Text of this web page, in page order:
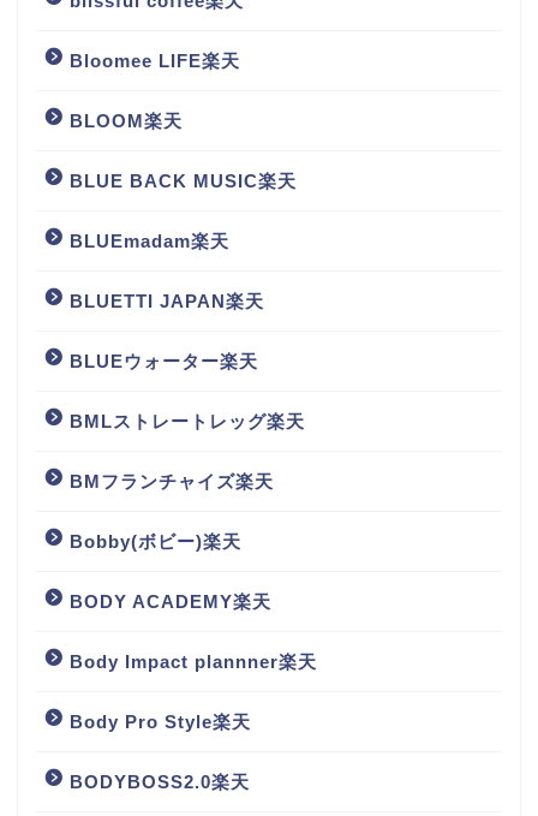
Bloomee LIFE楽天
BLOOM楽天
BLUE BACK MUSIC楽天
BLUEmadam楽天
BLUETTI JAPAN楽天
BLUEウォーター楽天
BMLストレートレッグ楽天
BMフランチャイズ楽天
Bobby(ボビー)楽天
BODY ACADEMY楽天
Body Impact plannner楽天
Body Pro Style楽天
BODYBOSS2.0楽天